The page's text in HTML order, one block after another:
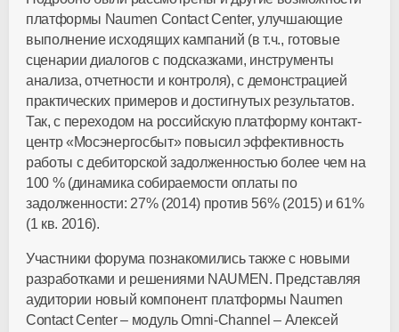
платформы Naumen Contact Center, улучшающие
выполнение исходящих кампаний (в т.ч., готовые
сценарии диалогов с подсказками, инструменты
анализа, отчетности и контроля), с демонстрацией
практических примеров и достигнутых результатов.
Так, с переходом на российскую платформу контакт-
центр «Мосэнергосбыт» повысил эффективность
работы с дебиторской задолженностью более чем на
100 % (динамика собираемости оплаты по
задолженности: 27% (2014) против 56% (2015) и 61%
(1 кв. 2016).
Участники форума познакомились также с новыми
разработками и решениями NAUMEN. Представляя
аудитории новый компонент платформы Naumen
Contact Center – модуль Omni-Сhannel – Алексей